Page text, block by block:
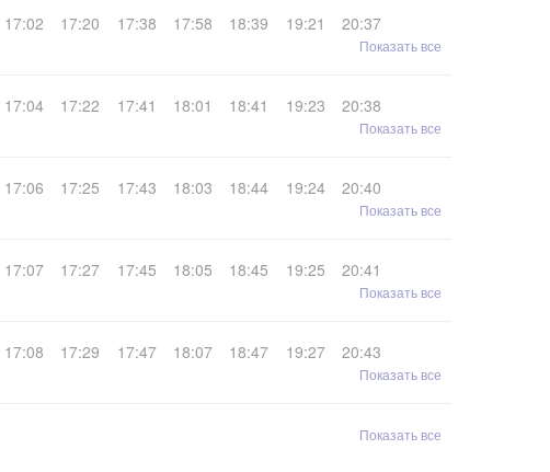
17:02 17:20 17:38 17:58 18:39 19:21
20:37
Показать все
17:04 17:22 17:41 18:01 18:41 19:23
20:38
Показать все
17:06 17:25 17:43 18:03 18:44 19:24
20:40
Показать все
17:07 17:27 17:45 18:05 18:45 19:25
20:41
Показать все
17:08 17:29 17:47 18:07 18:47 19:27
20:43
Показать все
Показать все